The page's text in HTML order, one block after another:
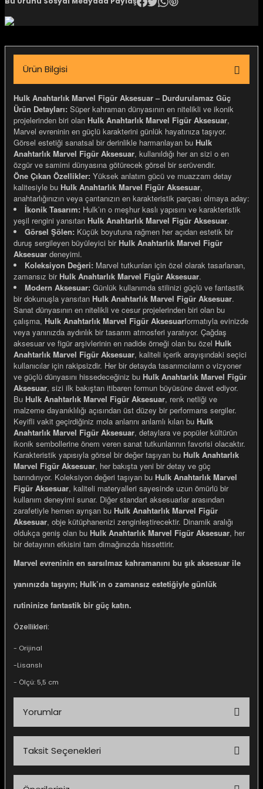
Gemiler
Ürün Bilgisi
Hulk Anahtarlık Marvel Figür Aksesuar – Durdurulamaz Güç
Ürün Detayları: Süper kahraman dünyasının en nitelikli ve ikonik
projelerinden biri olan Hulk Anahtarlık Marvel Figür Aksesuar,
Marvel evreninin en güçlü karakterini günlük hayatınıza taşıyor.
Görsel estetiği sanatsal bir derinlikle harmanlayan bu Hulk
Anahtarlık Marvel Figür Aksesuar, kullanıldığı her an sizi o en
özgür ve samimi dünyasına götürecek görsel bir serüvendir.
Öne Çıkan Özellikler: Yüksek anlatım gücü ve muazzam detay
kalitesiyle bu Hulk Anahtarlık Marvel Figür Aksesuar,
anahtarlığınızın veya çantanızın en karakteristik parçası olmaya aday:
İkonik Tasarım: Hulk’ın o meşhur kaslı yapısını ve karakteristik
yeşil rengini yansıtan Hulk Anahtarlık Marvel Figür Aksesuar.
Görsel Şölen: Küçük boyutuna rağmen her açıdan estetik bir
duruş sergileyen büyüleyici bir Hulk Anahtarlık Marvel Figür
Aksesuar deneyimi.
Koleksiyon Değeri: Marvel tutkunları için özel olarak tasarlanan,
zamansız bir Hulk Anahtarlık Marvel Figür Aksesuar.
Modern Aksesuar: Günlük kullanımda stilinizi güçlü ve fantastik
bir dokunuşla yansıtan Hulk Anahtarlık Marvel Figür Aksesuar.
Sanat dünyasının en nitelikli ve cesur projelerinden biri olan bu
çalışma, Hulk Anahtarlık Marvel Figür Aksesuarformatıyla evinizde
veya yanınızda aydınlık bir tasarım atmosferi yaratıyor. Çağdaş
aksesuar ve figür arşivlerinin en nadide örneği olan bu özel Hulk
Anahtarlık Marvel Figür Aksesuar, kaliteli içerik arayışındaki seçici
kullanıcılar için rakipsizdir. Her bir detayda tasarımcıların o vizyoner
ve güçlü dünyasını hissedeceğiniz bu Hulk Anahtarlık Marvel Figür
Aksesuar, sizi ilk bakıştan itibaren formun büyüsüne davet ediyor.
Bu Hulk Anahtarlık Marvel Figür Aksesuar, renk netliği ve
malzeme dayanıklılığı açısından üst düzey bir performans sergiler.
Keyifli vakit geçirdiğiniz mola anlarını anlamlı kılan bu Hulk
Anahtarlık Marvel Figür Aksesuar, detaylara ve popüler kültürün
ikonik sembollerine önem veren sanat tutkunlarının favorisi olacaktır.
Karakteristik yapısıyla görsel bir değer taşıyan bu Hulk Anahtarlık
Marvel Figür Aksesuar, her bakışta yeni bir detay ve güç
barındırıyor. Koleksiyon değeri taşıyan bu Hulk Anahtarlık Marvel
Figür Aksesuar, kaliteli materyalleri sayesinde uzun ömürlü bir
kullanım deneyimi sunar. Diğer standart aksesuarlar arasından
zarafetiyle hemen ayrışan bu Hulk Anahtarlık Marvel Figür
Aksesuar, obje kütüphanenizi zenginleştirecektir. Dinamik aralığı
oldukça geniş olan bu Hulk Anahtarlık Marvel Figür Aksesuar, her
bir detayının etkisini tam dimağınızda hissettirir.
Marvel evreninin en sarsılmaz kahramanını bu şık aksesuar ile
yanınızda taşıyın; Hulk’ın o zamansız estetiğiyle günlük
rutininize fantastik bir güç katın.
Özellikleri:
- Orijinal
-Lisanslı
- Ölçü: 5,5 cm
Yorumlar
Taksit Seçenekleri